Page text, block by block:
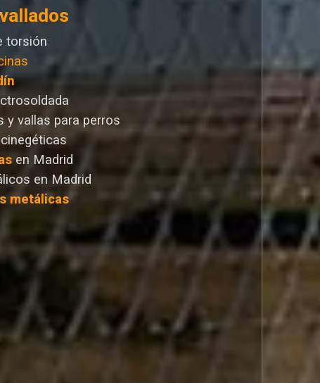
torsión
y vallas para perros
cinegéticas
en Madrid
en Madrid
metálicas